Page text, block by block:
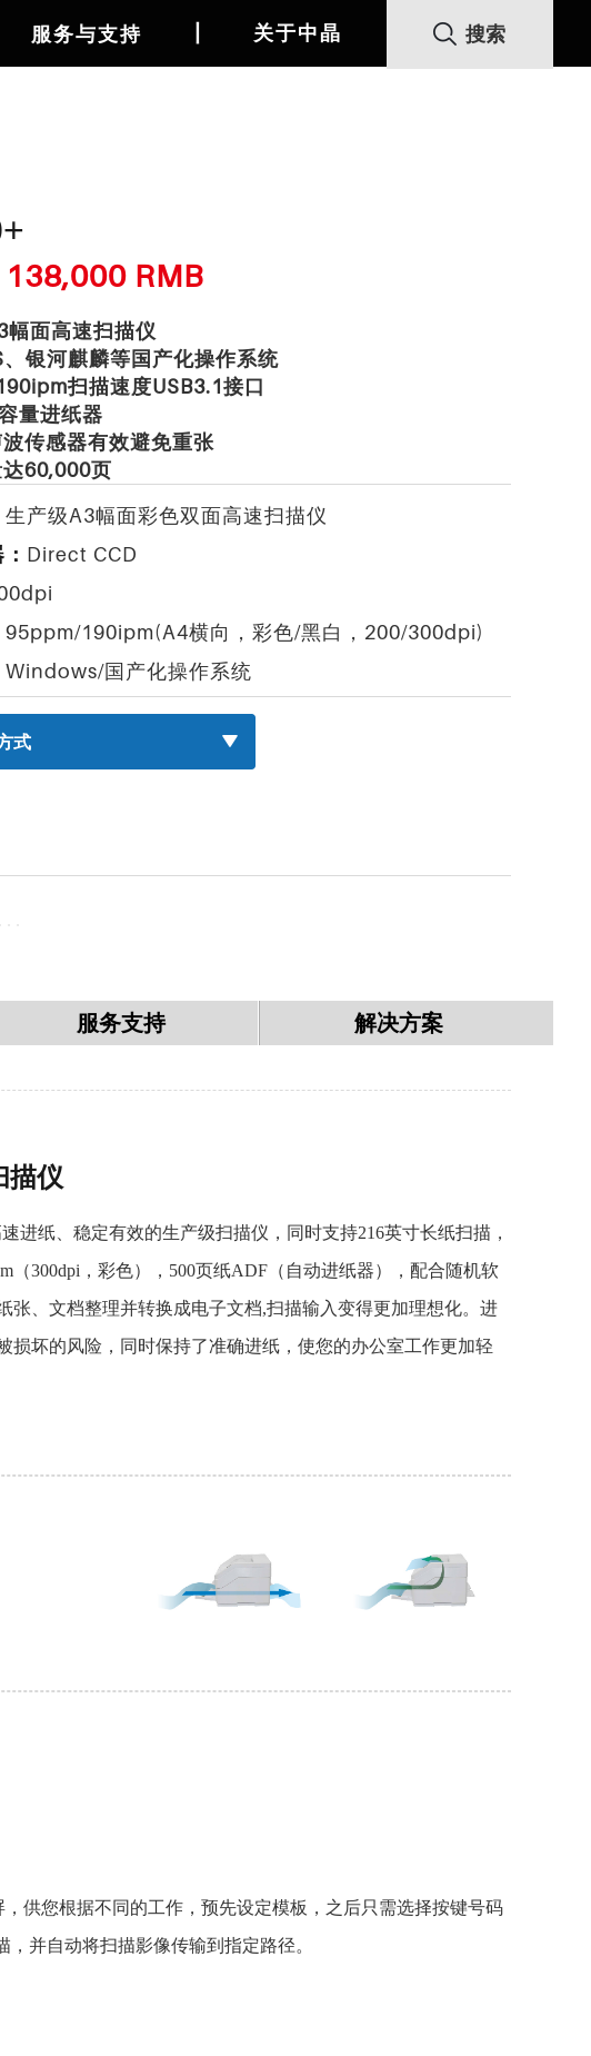
服务与支持 关于中晶
138,000 RMB
幅面高速扫描仪
银河麒麟等国产化操作系统
扫描速度USB3.1接口
量进纸器
传感器有效避免重张
60,000页
生产级A3幅面彩色双面高速扫描仪
Direct CCD
95ppm/190ipm(A4横向，彩色/黑白，200/300dpi)
Windows/国产化操作系统
服务支持 解决方案
描仪
进纸、稳定有效的生产级扫描仪，同时支持216英寸长纸扫描，
（300dpi，彩色），500页纸ADF（自动进纸器），配合随机软
张、文档整理并转换成电子文档,扫描输入变得更加理想化。进
损坏的风险，同时保持了准确进纸，使您的办公室工作更加轻
供您根据不同的工作，预先设定模板，之后只需选择按键号码
，并自动将扫描影像传输到指定路径。